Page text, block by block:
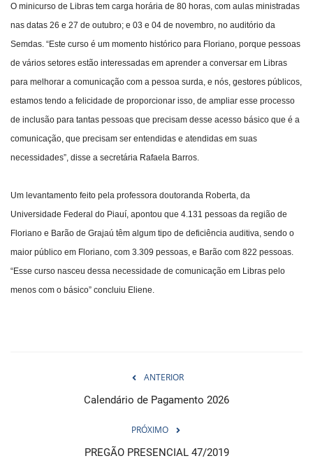
O minicurso de Libras tem carga horária de 80 horas, com aulas ministradas
nas datas 26 e 27 de outubro; e 03 e 04 de novembro, no auditório da
Semdas. “Este curso é um momento histórico para Floriano, porque pessoas
de vários setores estão interessadas em aprender a conversar em Libras
para melhorar a comunicação com a pessoa surda, e nós, gestores públicos,
estamos tendo a felicidade de proporcionar isso, de ampliar esse processo
de inclusão para tantas pessoas que precisam desse acesso básico que é a
comunicação, que precisam ser entendidas e atendidas em suas
necessidades”, disse a secretária Rafaela Barros.
Um levantamento feito pela professora doutoranda Roberta, da
Universidade Federal do Piauí, apontou que 4.131 pessoas da região de
Floriano e Barão de Grajaú têm algum tipo de deficiência auditiva, sendo o
maior público em Floriano, com 3.309 pessoas, e Barão com 822 pessoas.
“Esse curso nasceu dessa necessidade de comunicação em Libras pelo
menos com o básico” concluiu Eliene.
ANTERIOR
Calendário de Pagamento 2026
PRÓXIMO
PREGÃO PRESENCIAL 47/2019